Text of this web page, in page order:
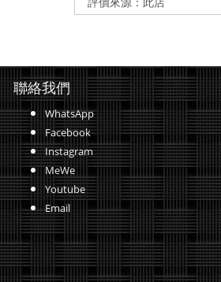
聯絡我們
WhatsApp
Facebook
Instagram
MeWe
Youtube
Email